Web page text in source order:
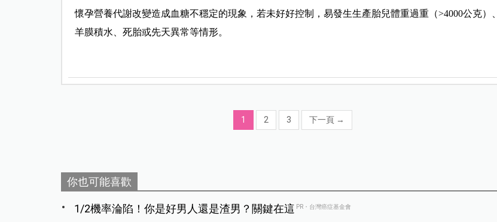
懷孕營養代謝改變造成血糖不穩定的現象，若未好好控制，易發生生產胎兒體重過重（>4000公克）、
羊膜積水、死胎或先天異常等情形。
1 2 3 下一頁 →
你也可能喜歡
1/2機率淪陷！你是好男人還是渣男？關鍵在這 PR・台灣癌症基金會